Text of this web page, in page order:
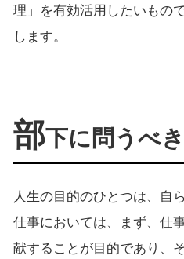
理」を有効活用したいもの
します。
部下に問うべ
人生の目的のひとつは、自
仕事においては、まず、仕
献することが目的であり、